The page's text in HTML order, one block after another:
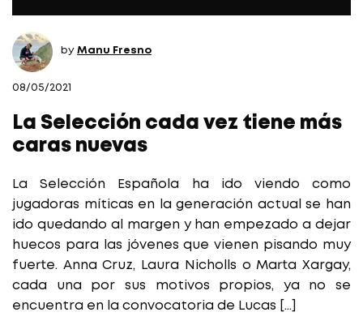
by Manu Fresno
08/05/2021
La Selección cada vez tiene más
caras nuevas
La Selección Española ha ido viendo como
jugadoras míticas en la generación actual se han
ido quedando al margen y han empezado a dejar
huecos para las jóvenes que vienen pisando muy
fuerte. Anna Cruz, Laura Nicholls o Marta Xargay,
cada una por sus motivos propios, ya no se
encuentra en la convocatoria de Lucas […]